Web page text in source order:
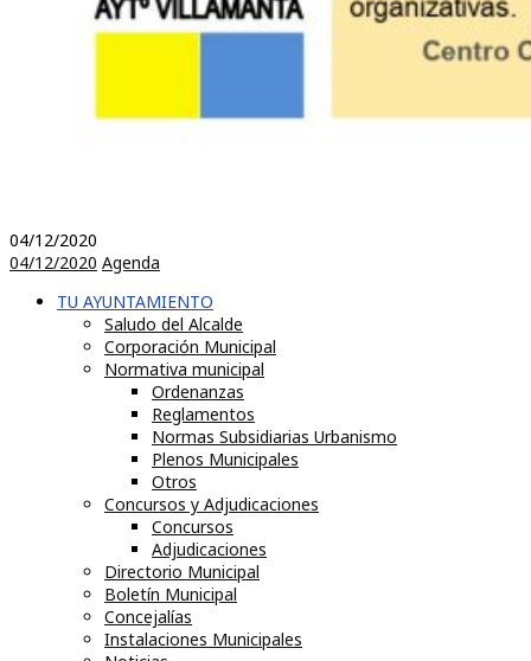
04/12/2020
04/12/2020 Agenda
TU AYUNTAMIENTO
Saludo del Alcalde
Corporación Municipal
Normativa municipal
Ordenanzas
Reglamentos
Normas Subsidiarias Urbanismo
Plenos Municipales
Otros
Concursos y Adjudicaciones
Concursos
Adjudicaciones
Directorio Municipal
Boletín Municipal
Concejalías
Instalaciones Municipales